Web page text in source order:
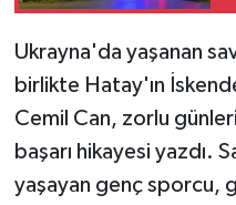
Ukrayna'da yaşanan
birlikte Hatay'ın
Cemil Can, zorlu
başarı hikayesi yazdı.
yaşayan genç sporcu,